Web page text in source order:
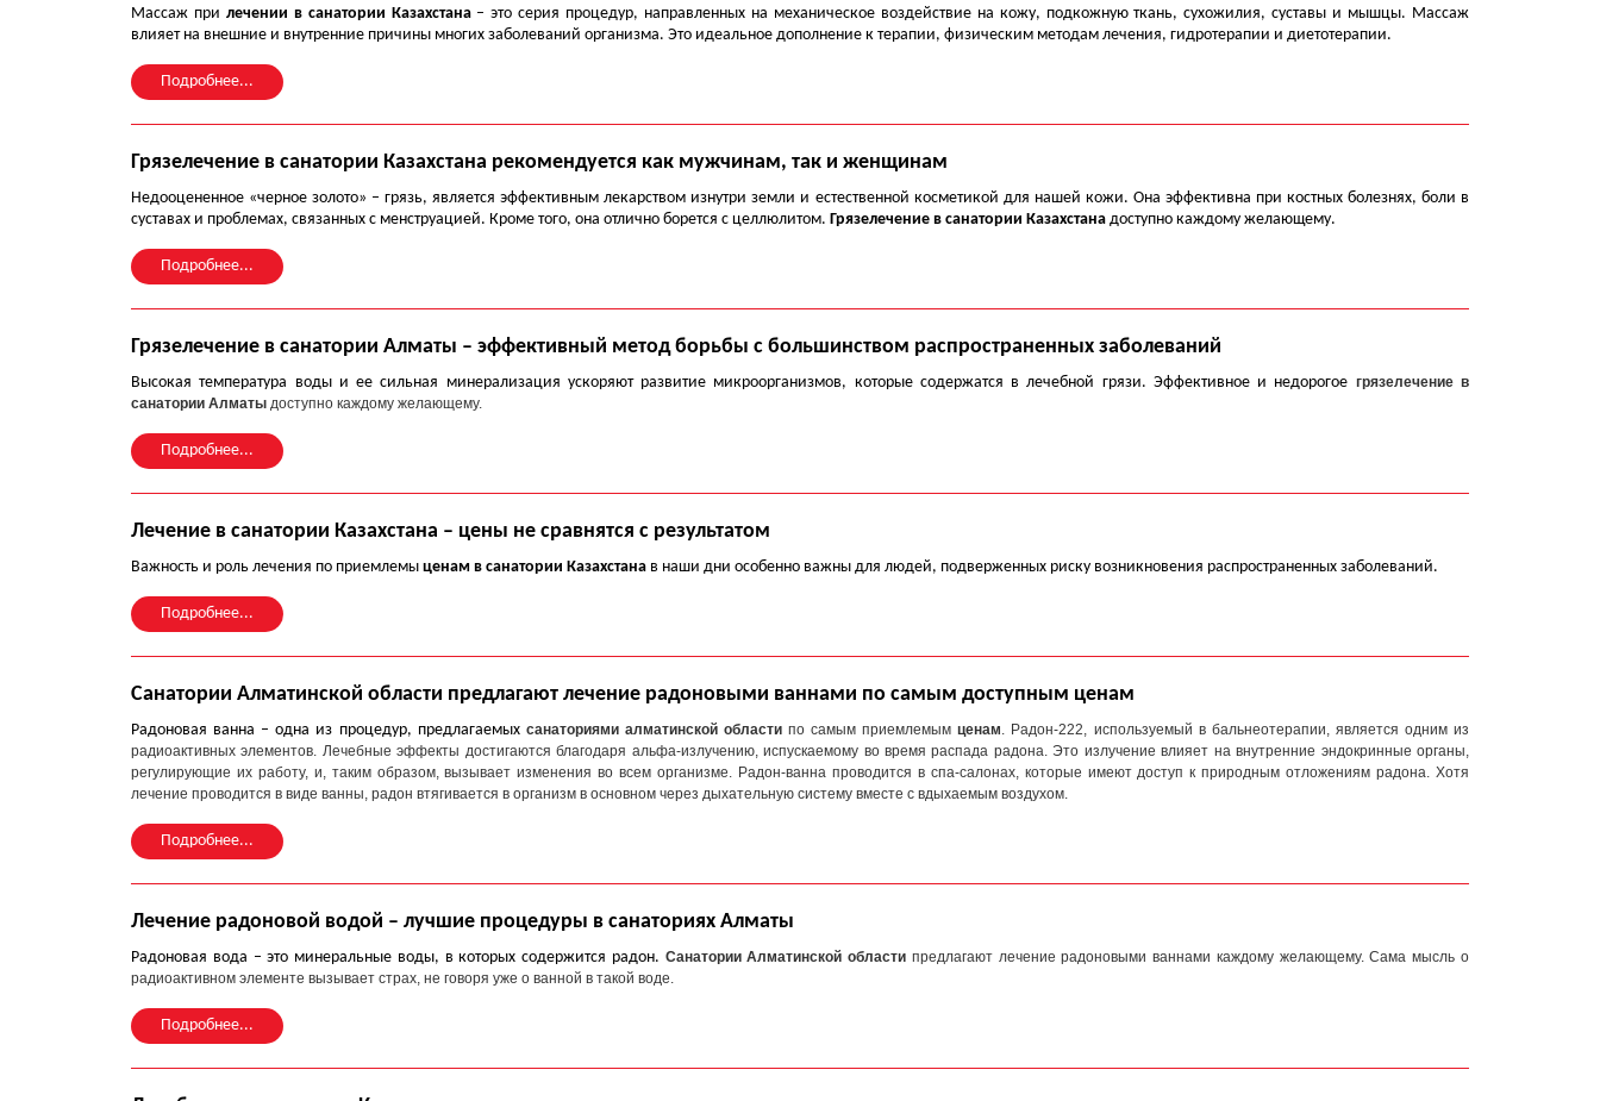
Массаж при лечении в санатории Казахстана– это серия процедур, направленных на механическое воздействие на кожу, подкожную ткань, сухожилия, суставы и мышцы. Массаж
влияет на внешние и внутренние причины многих заболеваний организма. Это идеальное дополнение к терапии, физическим методам лечения, гидротерапии и диетотерапии.
Подробнее...
Грязелечение в санатории Казахстана рекомендуется как мужчинам, так и женщинам
Недооцененное «черное золото» – грязь, является эффективным лекарством изнутри земли и естественной косметикой для нашей кожи. Она эффективна при костных болезнях, боли в
суставах и проблемах, связанных с менструацией. Кроме того, она отлично борется с целлюлитом. Грязелечение в санатории Казахстана доступно каждому желающему.
Подробнее...
Грязелечение в санатории Алматы – эффективный метод борьбы с большинством распространенных заболеваний
Высокая температура воды и ее сильная минерализация ускоряют развитие микроорганизмов, которые содержатся в лечебной грязи. Эффективное и недорогое грязелечение в
санатории Алматы доступно каждому желающему.
Подробнее...
Лечение в санатории Казахстана – цены не сравнятся с результатом
Важность и роль лечения по приемлемы ценам в санатории Казахстана в наши дни особенно важны для людей, подверженных риску возникновения распространенных заболеваний.
Подробнее...
Санатории Алматинской области предлагают лечение радоновыми ваннами по самым доступным ценам
Радоновая ванна – одна из процедур, предлагаемых санаториями алматинской областипо самым приемлемымценам. Радон-222, используемый в бальнеотерапии, является одним из
радиоактивных элементов. Лечебные эффекты достигаются благодаря альфа-излучению, испускаемому во время распада радона. Это излучение влияет на внутренние эндокринные органы,
регулирующие их работу, и, таким образом, вызывает изменения во всем организме. Радон-ванна проводится в спа-салонах, которые имеют доступ к природным отложениям радона. Хотя
лечение проводится в виде ванны, радон втягивается в организм в основном через дыхательную систему вместе с вдыхаемым воздухом.
Подробнее...
Лечение радоновой водой – лучшие процедуры в санаториях Алматы
Радоновая вода – это минеральные воды, в которых содержится радон. Санатории Алматинской области предлагают лечение радоновыми ваннами каждому желающему. Сама мысль о
радиоактивном элементе вызывает страх, не говоря уже о ванной в такой воде.
Подробнее...